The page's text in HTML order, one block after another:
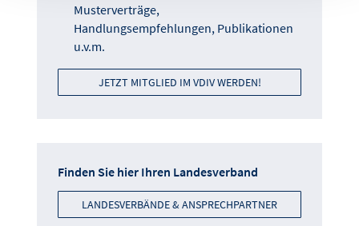
Musterverträge,
Handlungsempfehlungen, Publikationen
u.v.m.
JETZT MITGLIED IM VDIV WERDEN!
Finden Sie hier Ihren Landesverband
LANDESVERBÄNDE & ANSPRECHPARTNER